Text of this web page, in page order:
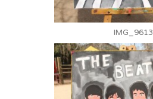
IMG_9613